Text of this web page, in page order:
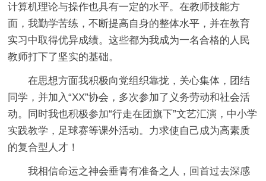
计算机理论与操作也具有一定的水平。在教师技能方
面，我勤学苦练，不断提高自身的整体水平，并在教育
实习中取得优异成绩。这些都为我成为一名合格的人民
教师打下了坚实的基础。
在思想方面我积极向党组织靠拢，关心集体，团结
同学，并加入“XX”协会，多次参加了义务劳动和社会活
动。同时我也积极参加“行走在团旗下”文艺汇演，中小学
实践教学，足球赛等课外活动。力求使自己成为高素质
的复合型人才！
我相信命运之神会垂青有准备之人，回首过去深感